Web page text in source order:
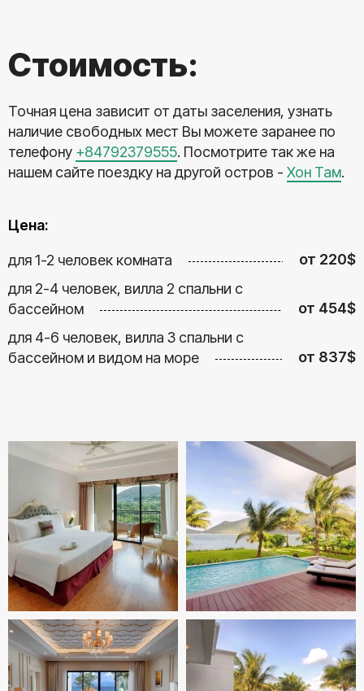
Стоимость:
Точная цена зависит от даты заселения, узнать
наличие свободных мест Вы можете заранее по
телефону +84792379555. Посмотрите так же на
нашем сайте поездку на другой остров - Хон Там.
Цена:
для 1-2 человек комната
от 220$
для 2-4 человек, вилла 2 спальни с
бассейном
от 454$
для 4-6 человек, вилла 3 спальни с
бассейном и видом на море
от 837$